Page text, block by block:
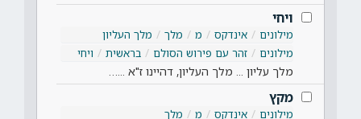
ויחי
מילונים אינדקס מ מלך
מלך העליון
מילונים
זהר עם פירוש הסולם בראשית ויחי
מלך עליון ... מלך העליון, דהיינו ז"א ...…
מקץ
מילונים אינדקס מ
מלך